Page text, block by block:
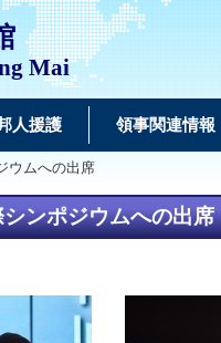
Mai
人援護 領事関連情報
ウムへの出席
ンポジウムへの出席